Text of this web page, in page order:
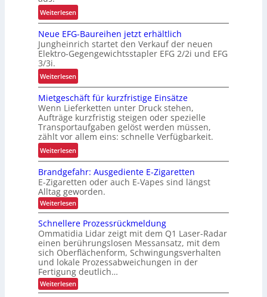
x
i
s
t
e
s
t
s
r
g
n
o
e
u
n
d
P
r
ä
z
i
s
i
o
n
i
m
n
n
e
Weiterlesen:
A
r
b
e
i
t
s
i
c
h
r
h
e
i
t
d
u
r
c
h
L
E
Neue EFG-Baureihen jetzt erhältlich
Jungheinrich startet den Verkauf der neuen
Elektro-Gegengewichtsstapler EFG 2/2i und EFG
3/3i.
Weiterlesen:
N
e
u
e
E
F
G
B
a
u
r
e
i
h
e
n
j
e
Mietgeschäft für kurzfristige Einsätze
Wenn Lieferketten unter Druck stehen,
Aufträge kurzfristig steigen oder spezielle
Transportaufgaben gelöst werden müssen,
zählt vor allem eins: schnelle Verfügbarkeit.
Weiterlesen:
M
i
e
t
g
s
c
h
ä
f
t
Brandgefahr: Ausgediente E-Zigaretten
E-Zigaretten oder auch E-Vapes sind längst
Alltag geworden.
Weiterlesen:
B
a
n
d
g
e
f
a
h
r
Schnellere Prozessrückmeldung
Ommatidia Lidar zeigt mit dem Q1 Laser-Radar
einen berührungslosen Messansatz, mit dem
sich Oberflächenform, Schwingungsverhalten
und lokale Prozessabweichungen in der
Fertigung deutlich…
Weiterlesen:
S